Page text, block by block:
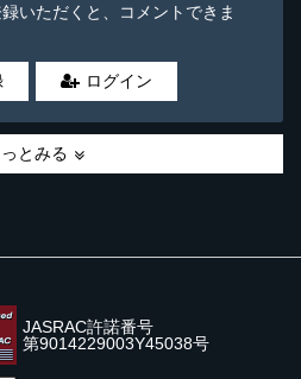
いただくと、コメントできま
ログイン
とみる
JASRAC許諾番号
第9014229003Y45038号